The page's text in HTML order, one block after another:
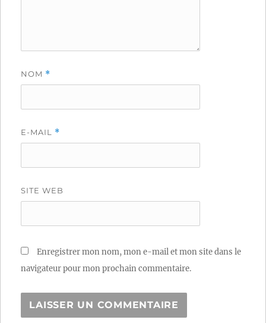
NOM *
E-MAIL *
SITE WEB
Enregistrer mon nom, mon e-mail et mon site dans le
navigateur pour mon prochain commentaire.